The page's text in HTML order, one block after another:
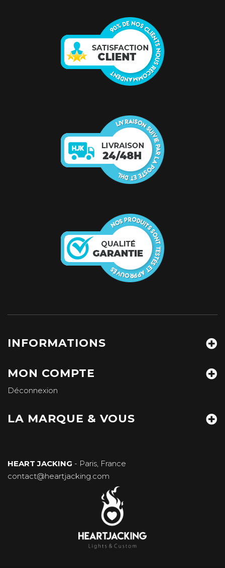
INFORMATIONS
MON COMPTE
Déconnexion
LA MARQUE & VOUS
HEART JACKING - Paris, France
contact@heartjacking.com